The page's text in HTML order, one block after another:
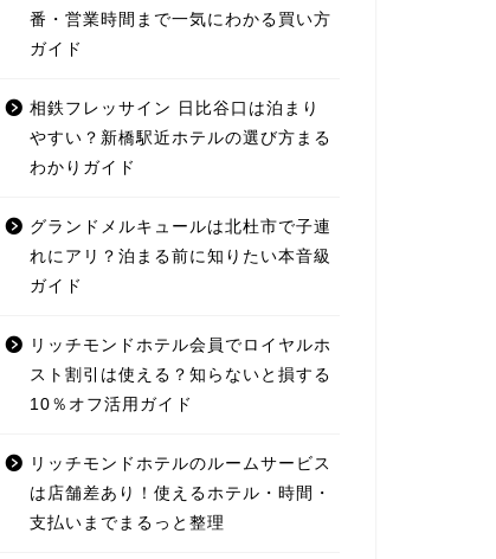
番・営業時間まで一気にわかる買い方
ガイド
相鉄フレッサイン 日比谷口は泊まり
やすい？新橋駅近ホテルの選び方まる
わかりガイド
グランドメルキュールは北杜市で子連
れにアリ？泊まる前に知りたい本音級
ガイド
リッチモンドホテル会員でロイヤルホ
スト割引は使える？知らないと損する
10％オフ活用ガイド
リッチモンドホテルのルームサービス
は店舗差あり！使えるホテル・時間・
支払いまでまるっと整理